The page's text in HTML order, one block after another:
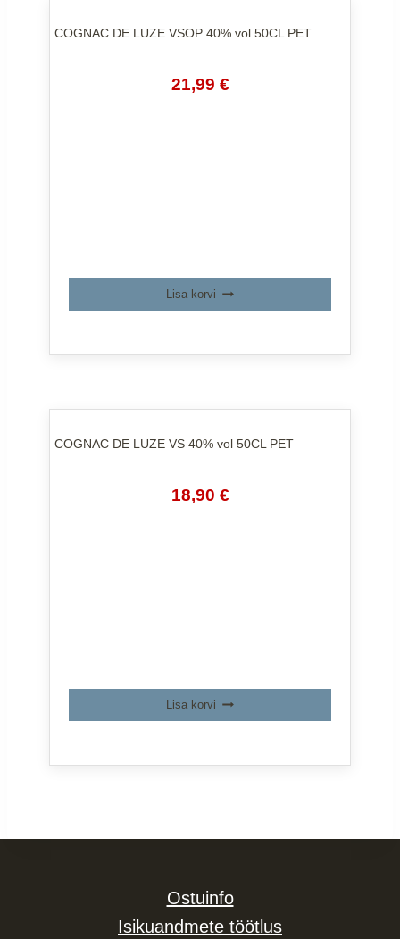
COGNAC DE LUZE VSOP 40% vol 50CL PET
Algne
21,99 €Praegune
Lisa korvi
COGNAC DE LUZE VS 40% vol 50CL PET
Algne
18,90 €Praegune
Lisa korvi
Ostuinfo
Isikuandmete töötlus